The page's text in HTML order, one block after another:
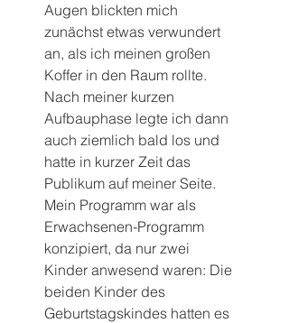
Augen blickten mich
zunächst etwas verwundert
an, als ich meinen großen
Koffer in den Raum rollte.
Nach meiner kurzen
Aufbauphase legte ich dann
auch ziemlich bald los und
hatte in kurzer Zeit das
Publikum auf meiner Seite.
Mein Programm war als
Erwachsenen-Programm
konzipiert, da nur zwei
Kinder anwesend waren: Die
beiden Kinder des
Geburtstagskindes hatten es